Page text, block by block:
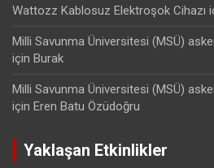
Wattozz Kablosuz Elektroşok Cihazı
Milli Savunma Üniversitesi (MSÜ)
için Burak
Milli Savunma Üniversitesi (MSÜ)
için Eren Batu Özüdoğru
Yaklaşan Etkinlikler